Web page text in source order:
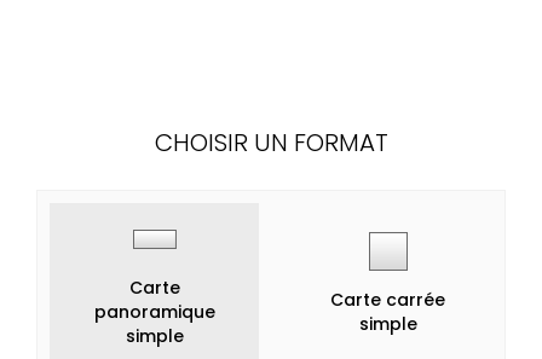
CHOISIR UN FORMAT
Carte
panoramique
simple
Carte carrée
simple